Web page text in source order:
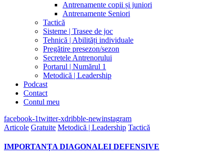
Antrenamente copii și juniori
Antrenamente Seniori
Tactică
Sisteme | Trasee de joc
Tehnică | Abilități individuale
Pregătire presezon/sezon
Secretele Antrenorului
Portarul | Numărul 1
Metodică | Leadership
Podcast
Contact
Contul meu
facebook-1twitter-xdribble-newinstagram
Articole Gratuite Metodică | Leadership Tactică
IMPORTANȚA DIAGONALEI DEFENSIVE